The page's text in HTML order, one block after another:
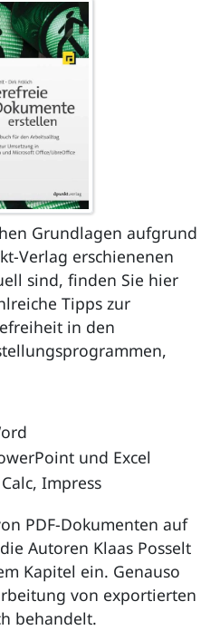
Grundlagen aufgrund
Verlag erschienenen
sind, finden Sie hier
Tipps zur
in den
und Excel
Impress
PDF-Dokumenten auf
Autoren Klaas Posselt
Kapitel ein. Genauso
von exportierten
behandelt.